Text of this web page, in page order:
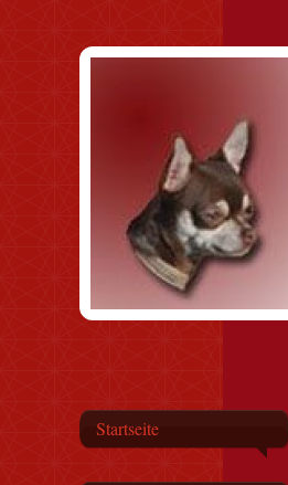
Startseite